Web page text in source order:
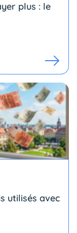
plus : le
utilisés avec